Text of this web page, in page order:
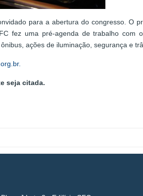
para a abertura do congresso.
fez uma pré-agenda de trabalho
ações de iluminação, segurança e
seja citada.